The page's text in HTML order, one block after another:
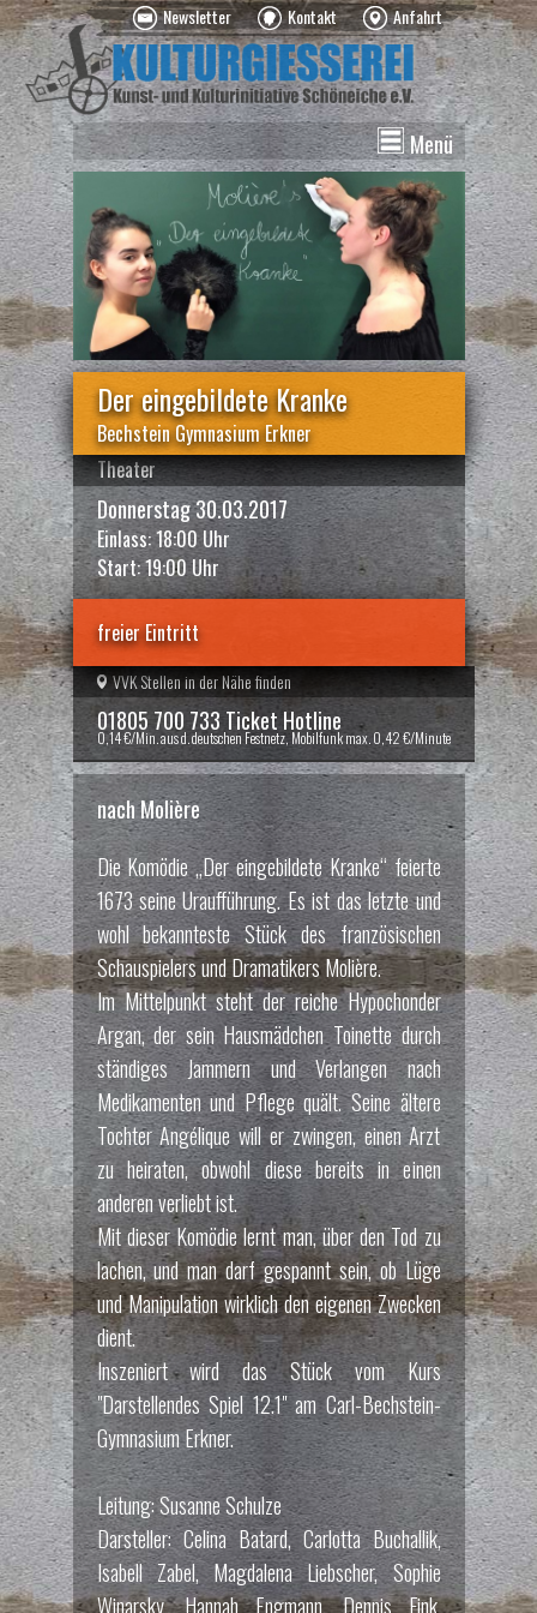
Newsletter Kontakt Anfahrt
Menü
News
Veranstaltungen
Kurse
Vermietung
Über uns
Spenden
Der eingebildete Kranke
Bechstein Gymnasium Erkner
Theater
Donnerstag 30.03.2017
Einlass: 18:00 Uhr
Start: 19:00 Uhr
freier Eintritt
VVK Stellen in der Nähe finden
01805 700 733 Ticket Hotline
0,14 €/Min. aus d. deutschen Festnetz, Mobilfunk max. 0,42 €/Minute
nach Molière
Die Komödie „Der eingebildete Kranke“ feierte
1673 seine Uraufführung. Es ist das letzte und
wohl bekannteste Stück des französischen
Schauspielers und Dramatikers Molière.
Im Mittelpunkt steht der reiche Hypochonder
Argan, der sein Hausmädchen Toinette durch
ständiges Jammern und Verlangen nach
Medikamenten und Pflege quält. Seine ältere
Tochter Angélique will er zwingen, einen Arzt
zu heiraten, obwohl diese bereits in einen
anderen verliebt ist.
Mit dieser Komödie lernt man, über den Tod zu
lachen, und man darf gespannt sein, ob Lüge
und Manipulation wirklich den eigenen Zwecken
dient.
Inszeniert wird das Stück vom Kurs
"Darstellendes Spiel 12.1" am Carl-Bechstein-
Gymnasium Erkner.
Leitung: Susanne Schulze
Darsteller: Celina Batard, Carlotta Buchallik,
Isabell Zabel, Magdalena Liebscher, Sophie
Winarsky, Hannah Engmann, Dennis Fink,